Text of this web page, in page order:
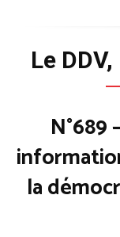
Le
N°689
la